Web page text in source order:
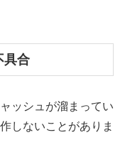
具合
ッシュが溜まってい
しないことがありま